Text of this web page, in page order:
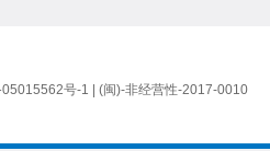
05015562号-1 | (闽)-非经营性-2017-0010